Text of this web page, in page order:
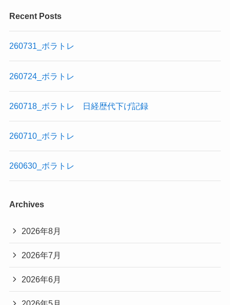
Recent Posts
260731_ボラトレ
260724_ボラトレ
260718_ボラトレ 日経歴代下げ記録
260710_ボラトレ
260630_ボラトレ
Archives
2026年8月
2026年7月
2026年6月